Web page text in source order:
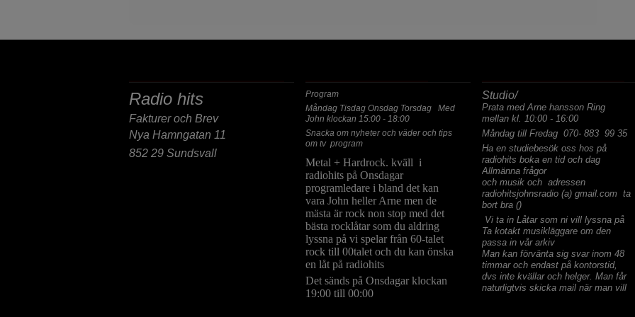
Radio hits
Fakturer och Brev
Nya Hamngatan 11
852 29 Sundsvall
Program
Måndag Tisdag Onsdag Torsdag Med
John klockan 15:00 - 18:00
Snacka om nyheter och väder och tips
om tv program
Metal + Hardrock. kväll i
radiohits på Onsdagar
programledare i bland det kan
vara John heller Arne men de
mästa är rock non stop med det
bästa rocklåtar som du aldring
lyssna på vi spelar från 60-talet
rock till 00talet och du kan önska
en låt på radiohits
Det sänds på Onsdagar klockan
19:00 till 00:00
Studio/
Prata med Arne hansson Ring
mellan kl. 10:00 - 16:00
Måndag till Fredag 070- 883 99 35
Ha en studiebesök oss hos på
radiohits boka en tid och dag
Allmänna frågor
och musik och adressen
radiohitsjohnsradio (a) gmail.com ta
bort bra ()
Vi ta in Låtar som ni vill lyssna på
Ta kotakt musikläggare om den
passa in vår arkiv
Man kan förvänta sig svar inom 48
timmar och endast på kontorstid,
dvs inte kvällar och helger. Man får
naturligtvis skicka mail när man vill